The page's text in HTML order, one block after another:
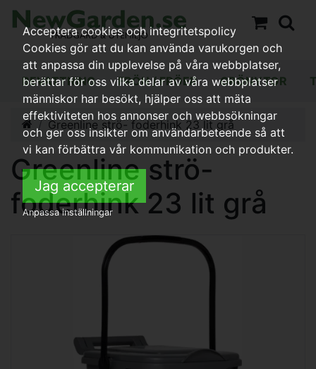
BEVATTNING FRÖN / FRÖER GRÖNYTOR
Greenline strö- foderhink 23 lit grå
Greenline strö-
foderhink 23 lit grå
Acceptera cookies och integritetspolicy
Cookies gör att du kan använda varukorgen och
att anpassa din upplevelse på våra webbplatser,
berättar för oss vilka delar av våra webbplatser
människor har besökt, hjälper oss att mäta
effektiviteten hos annonser och webbsökningar
och ger oss insikter om användarbeteende så att
vi kan förbättra vår kommunikation och produkter.
Jag accepterar
Anpassa inställningar